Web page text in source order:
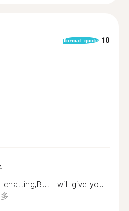
format_quote 10
I will give you